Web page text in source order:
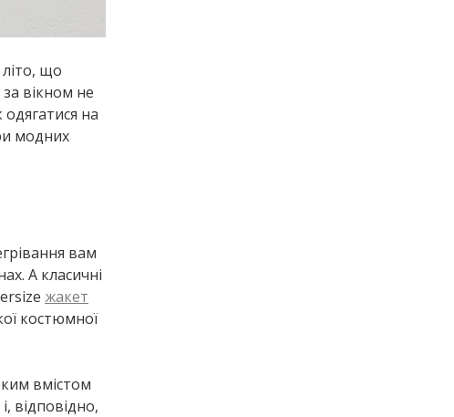
що
вікном не
на
модних
вам
А класичні
жакет
костюмної
вмістом
відповідно,